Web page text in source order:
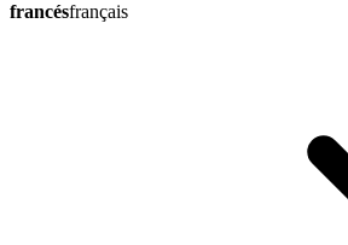
francésfrançais